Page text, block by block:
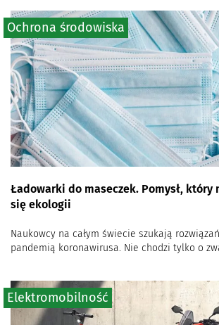
Ładowarki do maseczek. Pomysł, który
się ekologii
Naukowcy na całym świecie szukają
pandemią koronawirusa. Nie chodzi tylko o
Ochrona środowiska
Elektromobilność